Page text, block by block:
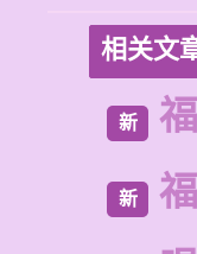
相关文
新
新